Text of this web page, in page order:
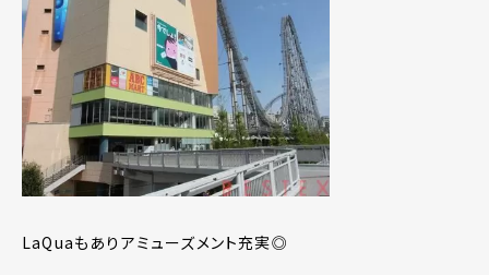
LaQuaもありアミューズメント充実◎